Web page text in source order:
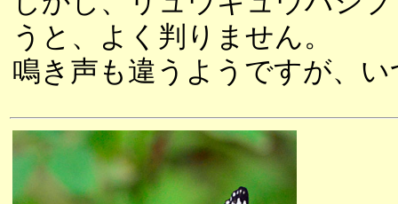
うと、よく判りません。
鳴き声も違うようですが、